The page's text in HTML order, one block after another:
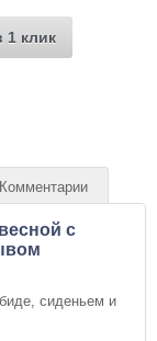
1 клик
Комментарии
с
сиденьем и